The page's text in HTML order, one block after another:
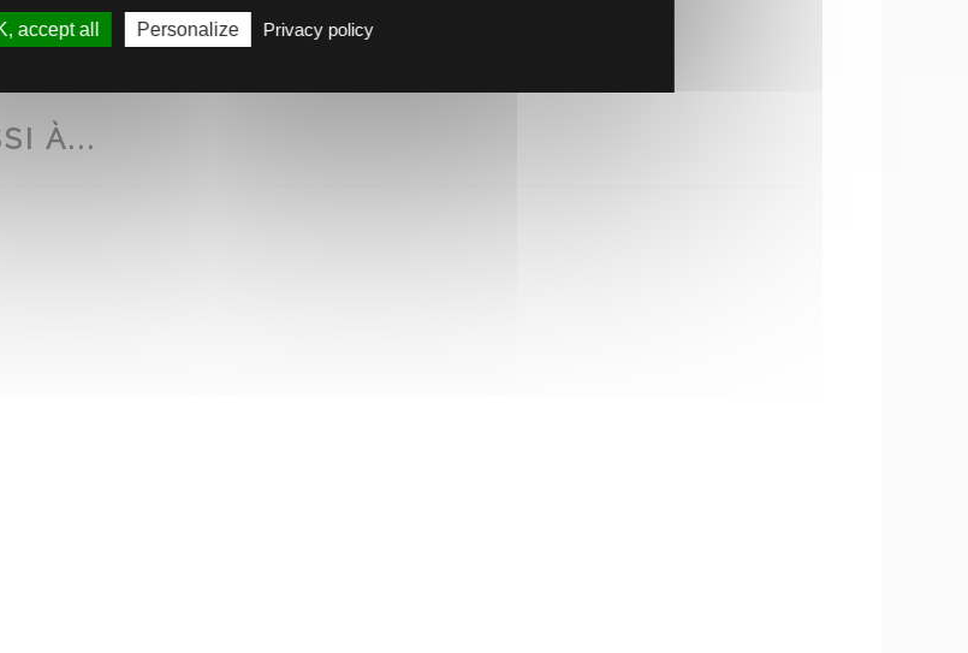
À...
accept all Personalize Privacy policy